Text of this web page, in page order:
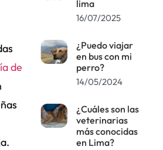
de
lima
16/07/2025
¿Puedo viajar
en bus con mi
perro?
14/05/2024
¿Cuáles son las
veterinarias
más conocidas
en Lima?